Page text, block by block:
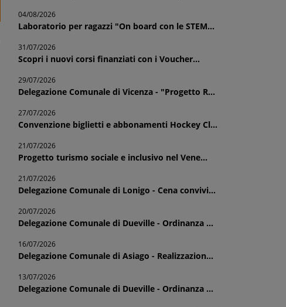
04/08/2026
Laboratorio per ragazzi "On board con le STEM...
31/07/2026
Scopri i nuovi corsi finanziati con i Voucher...
29/07/2026
Delegazione Comunale di Vicenza - "Progetto R...
27/07/2026
Convenzione biglietti e abbonamenti Hockey Cl...
21/07/2026
Progetto turismo sociale e inclusivo nel Vene...
21/07/2026
Delegazione Comunale di Lonigo - Cena convivi...
20/07/2026
Delegazione Comunale di Dueville - Ordinanza ...
16/07/2026
Delegazione Comunale di Asiago - Realizzazion...
13/07/2026
Delegazione Comunale di Dueville - Ordinanza ...